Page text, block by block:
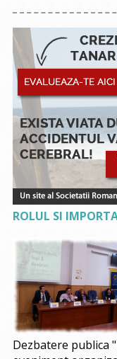
ROLUL SI
Dezbatere publica